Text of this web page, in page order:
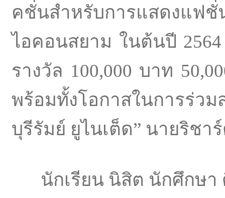
คชั่นสำหรับการแสดงแฟ
ไอคอนสยาม ในต้นปี
รางวัล 100,000 บาท
พร้อมทั้งโอกาสในการร่ว
บุรีรัมย์ ยูไนเต็ด” นายริชา
นักเรียน นิสิต นักศึกษา